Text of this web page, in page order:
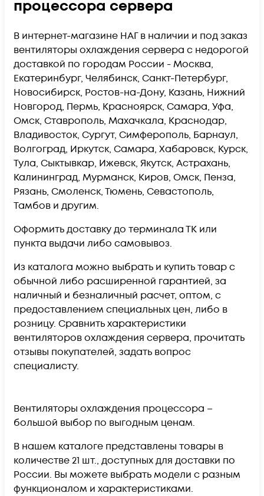
процессора сервера
В интернет-магазине НАГ в наличии и под заказ
вентиляторы охлаждения сервера с недорогой
доставкой по городам России - Москва,
Екатеринбург, Челябинск, Санкт-Петербург,
Новосибирск, Ростов-на-Дону, Казань, Нижний
Новгород, Пермь, Красноярск, Самара, Уфа,
Омск, Ставрополь, Махачкала, Краснодар,
Владивосток, Сургут, Симферополь, Барнаул,
Волгоград, Иркутск, Самара, Хабаровск, Курск,
Тула, Сыктывкар, Ижевск, Якутск, Астрахань,
Калининград, Мурманск, Киров, Омск, Пенза,
Рязань, Смоленск, Тюмень, Севастополь,
Тамбов и другим.
Оформить доставку до терминала ТК или
пункта выдачи либо самовывоз.
Из каталога можно выбрать и купить товар с
обычной либо расширенной гарантией, за
наличный и безналичный расчет, оптом, с
предоставлением специальных цен, либо в
розницу. Сравнить характеристики
вентиляторов охлаждения сервера, прочитать
отзывы покупателей, задать вопрос
специалисту.
Вентиляторы охлаждения процессора –
большой выбор по выгодным ценам.
В нашем каталоге представлены товары в
количестве 21 шт., доступных для доставки по
России. Вы можете выбрать модели с разным
функционалом и характеристиками.